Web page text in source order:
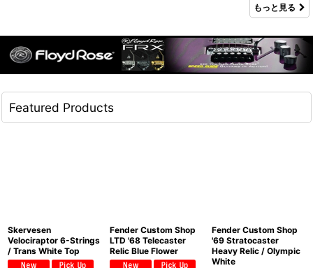
もっと見る
Featured Products
Skervesen
Velociraptor 6-Strings
/ Trans White Top
Fender Custom Shop
LTD '68 Telecaster
Relic Blue Flower
Fender Custom Shop
'69 Stratocaster
Heavy Relic / Olympic
White